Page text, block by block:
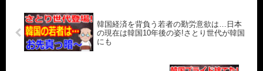
韓国経済を背負う若者の勤労意欲は…日本
の現在は韓国10年後の姿!さとり世代が韓国
にも